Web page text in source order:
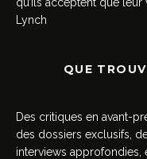
Lynch
QUE
Des critiques en avant-
des dossiers exclusifs,
interviews approfondies,